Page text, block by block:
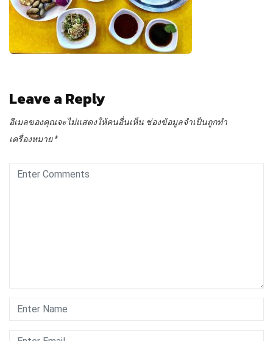
Leave a Reply
อีเมลของคุณจะไม่แสดงให้คนอื่นเห็น ช่องข้อมูลจำเป็นถูกทำ
เครื่องหมาย*